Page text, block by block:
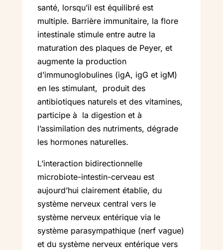
santé, lorsqu’il est équilibré est
multiple. Barrière immunitaire, la flore
intestinale stimule entre autre la
maturation des plaques de Peyer, et
augmente la production
d’immunoglobulines (igA, igG et igM)
en les stimulant, produit des
antibiotiques naturels et des vitamines,
participe à la digestion et à
l’assimilation des nutriments, dégrade
les hormones naturelles.
L’interaction bidirectionnelle
microbiote-intestin-cerveau est
aujourd’hui clairement établie, du
système nerveux central vers le
système nerveux entérique via le
système parasympathique (nerf vague)
et du système nerveux entérique vers